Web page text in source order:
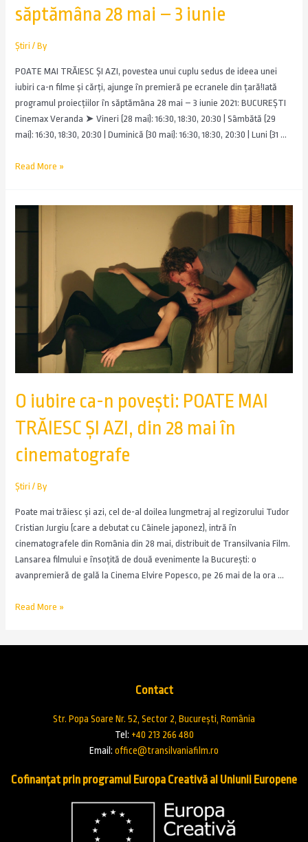
săptămâna 28 mai – 3 iunie
Știri / By
POATE MAI TRĂIESC ȘI AZI, povestea unui cuplu sedus de ideea unei
iubiri ca-n filme și cărți, ajunge în premieră pe ecranele din țară!Iată
programul proiecțiilor în săptămâna 28 mai – 3 iunie 2021: BUCUREȘTI
Cinemax Veranda ➤ Vineri (28 mai): 16:30, 18:30, 20:30 | Sâmbătă (29
mai): 16:30, 18:30, 20:30 | Duminică (30 mai): 16:30, 18:30, 20:30 | Luni (31 …
Read More »
O iubire ca-n povești: POATE MAI
TRĂIESC ȘI AZI, din 28 mai în
cinematografe
Știri / By
Poate mai trăiesc și azi, cel de-al doilea lungmetraj al regizorului Tudor
Cristian Jurgiu (care a debutat cu Câinele japonez), intră în
cinematografele din România din 28 mai, distribuit de Transilvania Film.
Lansarea filmului e însoțită de două evenimente la București: o
avanpremieră de gală la Cinema Elvire Popesco, pe 26 mai de la ora …
Read More »
Contact
Str. Popa Soare Nr. 52, Sector 2, București, România
Tel: +40 213 266 480
Email: office@transilvaniafilm.ro
Cofinanțat prin programul Europa Creativă al Uniunii Europene